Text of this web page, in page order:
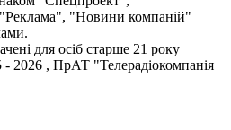
"Новини компаній"
для осіб старше 21 року
- 2026 , ПрАТ "Телерадіокомпанія